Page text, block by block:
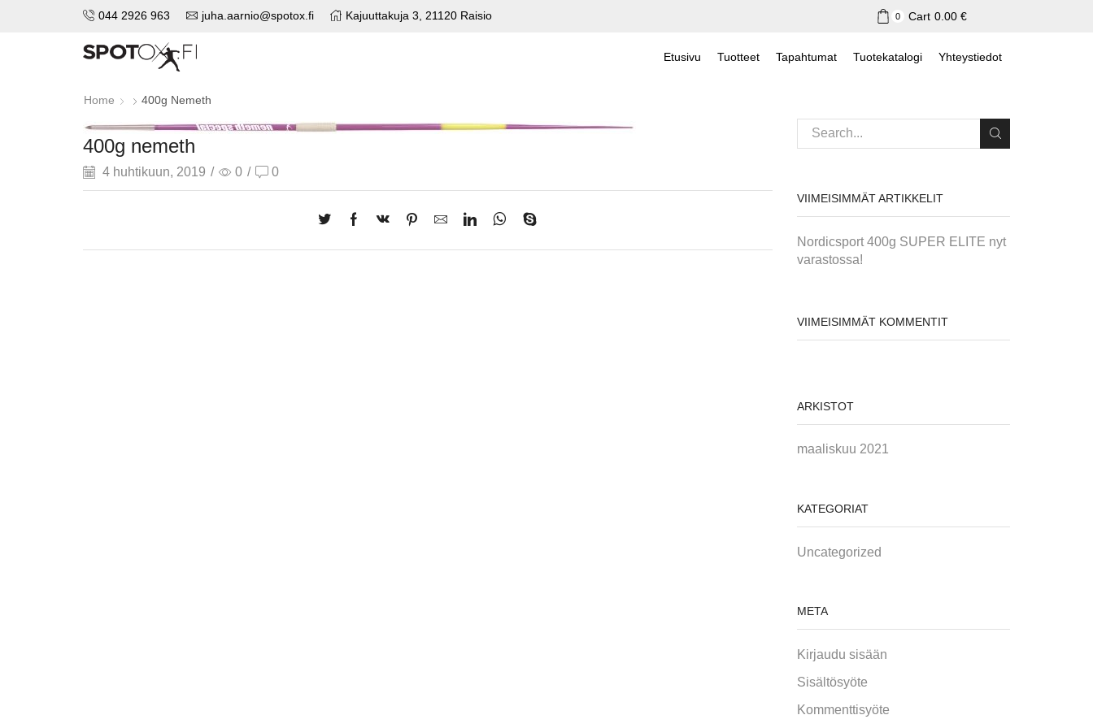
044 2926 963 juha.aarnio@spotox.fi Kajuuttakuja 3, 21120 Raisio 0 Cart 0.00 €
Etusivu Tuotteet Tapahtumat Tuotekatalogi Yhteystiedot
Home 400g Nemeth
400g nemeth
4 huhtikuun, 2019 / 0 / 0
VIIMEISIMMÄT ARTIKKELIT
Nordicsport 400g SUPER ELITE nyt
varastossa!
VIIMEISIMMÄT KOMMENTIT
ARKISTOT
maaliskuu 2021
KATEGORIAT
Uncategorized
META
Kirjaudu sisään
Sisältösyöte
Kommenttisyöte